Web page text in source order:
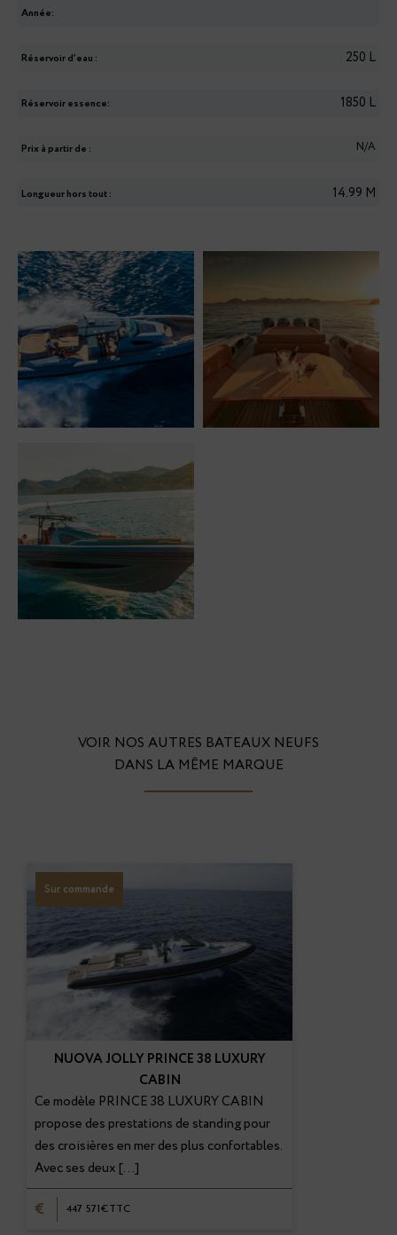
Année:
Réservoir d’eau : 250 L
Réservoir essence: 1850 L
Prix à partir de : N/A
Longueur hors tout : 14.99 M
VOIR NOS AUTRES BATEAUX NEUFS
DANS LA MÊME MARQUE
NUOVA JOLLY PRINCE 38 LUXURY
CABIN
Ce modèle PRINCE 38 LUXURY CABIN
propose des prestations de standing pour
des croisières en mer des plus confortables.
Avec ses deux […]
Sur commande
€ 447 571€TTC